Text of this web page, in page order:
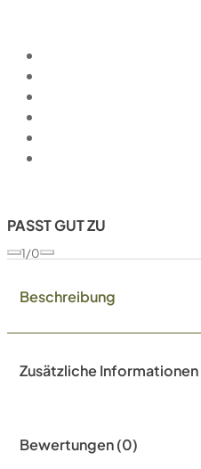
PASST GUT ZU
1/0
Beschreibung
Zusätzliche Informationen
Bewertungen (0)